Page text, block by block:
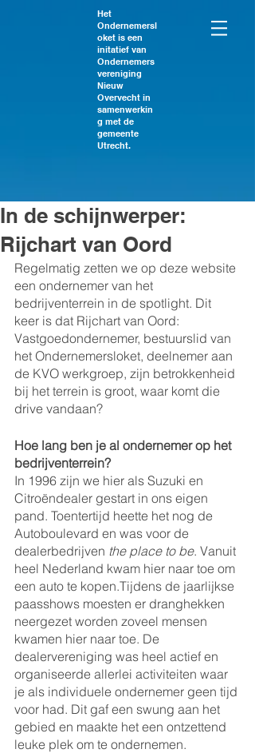
Het
Ondernemersl
oket is een
initatief van
Ondernemers
vereniging
Nieuw
Overvecht in
samenwerkin
g met de
gemeente
Utrecht.
In de schijnwerper:
Rijchart van Oord
Regelmatig zetten we op deze website
een ondernemer van het
bedrijventerrein in de spotlight. Dit
keer is dat Rijchart van Oord:
Vastgoedondernemer, bestuurslid van
het Ondernemersloket, deelnemer aan
de KVO werkgroep, zijn betrokkenheid
bij het terrein is groot, waar komt die
drive vandaan?
Hoe lang ben je al ondernemer op het
bedrijventerrein?
In 1996 zijn we hier als Suzuki en
Citroëndealer gestart in ons eigen
pand. Toentertijd heette het nog de
Autoboulevard en was voor de
dealerbedrijven the place to be. Vanuit
heel Nederland kwam hier naar toe om
een auto te kopen.Tijdens de jaarlijkse
paasshows moesten er dranghekken
neergezet worden zoveel mensen
kwamen hier naar toe. De
dealervereniging was heel actief en
organiseerde allerlei activiteiten waar
je als individuele ondernemer geen tijd
voor had. Dit gaf een swung aan het
gebied en maakte het een ontzettend
leuke plek om te ondernemen.